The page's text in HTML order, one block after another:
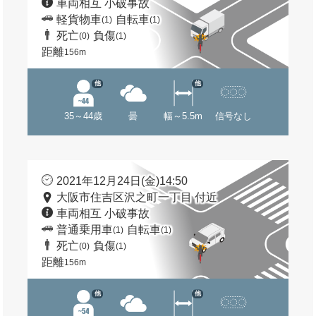
車両相互 小破事故
軽貨物車(1) 自転車(1)
死亡(0) 負傷(1)
距離156m
35～44歳
他
曇 幅～5.5m
他
信号なし
2021年12月24日(金)14:50
大阪市住吉区沢之町一丁目 付近
車両相互 小破事故
普通乗用車(1) 自転車(1)
死亡(0) 負傷(1)
距離156m
他 他